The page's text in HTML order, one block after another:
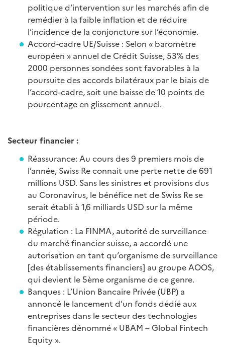
politique d’intervention sur les marchés afin de
remédier à la faible inflation et de réduire
l’incidence de la conjoncture sur l’économie.
Accord-cadre UE/Suisse : Selon « baromètre
européen » annuel de Crédit Suisse, 53% des
2000 personnes sondées sont favorables à la
poursuite des accords bilatéraux par le biais de
l’accord-cadre, soit une baisse de 10 points de
pourcentage en glissement annuel.
Secteur financier :
Réassurance: Au cours des 9 premiers mois de
l’année, Swiss Re connait une perte nette de 691
millions USD. Sans les sinistres et provisions dus
au Coronavirus, le bénéfice net de Swiss Re se
serait établi à 1,6 milliards USD sur la même
période.
Régulation : La FINMA, autorité de surveillance
du marché financier suisse, a accordé une
autorisation en tant qu’organisme de surveillance
[des établissements financiers] au groupe AOOS,
qui devient le 5ème organisme de ce genre.
Banques : L’Union Bancaire Privée (UBP) a
annoncé le lancement d’un fonds dédié aux
entreprises dans le secteur des technologies
financières dénommé « UBAM – Global Fintech
Equity ».